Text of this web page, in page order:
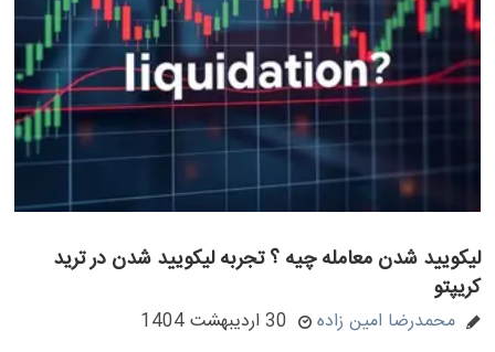
لیکویید شدن معامله چیه ؟ تجربه لیکویید شدن در ترید
کریپتو
محمدرضا امین زاده 30 اردیبهشت 1404